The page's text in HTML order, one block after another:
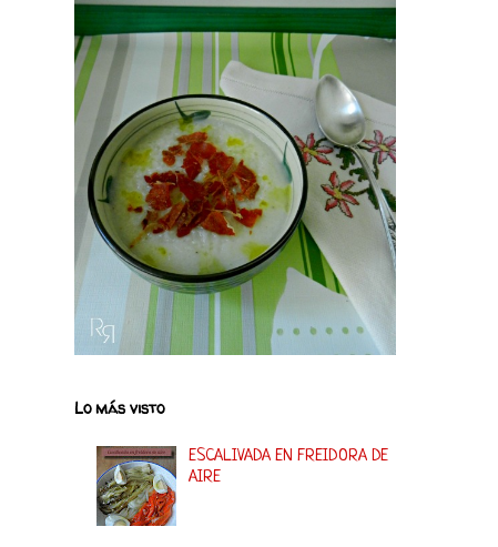
Lo más visto
ESCALIVADA EN FREIDORA DE
AIRE